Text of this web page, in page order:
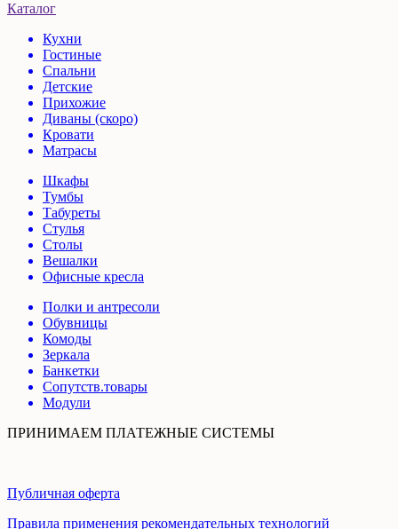
Каталог
Кухни
Гостиные
Спальни
Детские
Прихожие
Диваны (скоро)
Кровати
Матрасы
Шкафы
Тумбы
Табуреты
Стулья
Столы
Вешалки
Офисные кресла
Полки и антресоли
Обувницы
Комоды
Зеркала
Банкетки
Сопутств.товары
Модули
ПРИНИМАЕМ ПЛАТЕЖНЫЕ СИСТЕМЫ
Публичная оферта
Правила применения рекомендательных технологий